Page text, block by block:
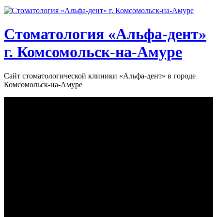
Стоматология «‎Альфа-дент»‎
г. Комсомольск-на-Амуре
Сайт стоматологической клиники «‎Альфа-дент» в городе
Комсомольск-на-Амуре